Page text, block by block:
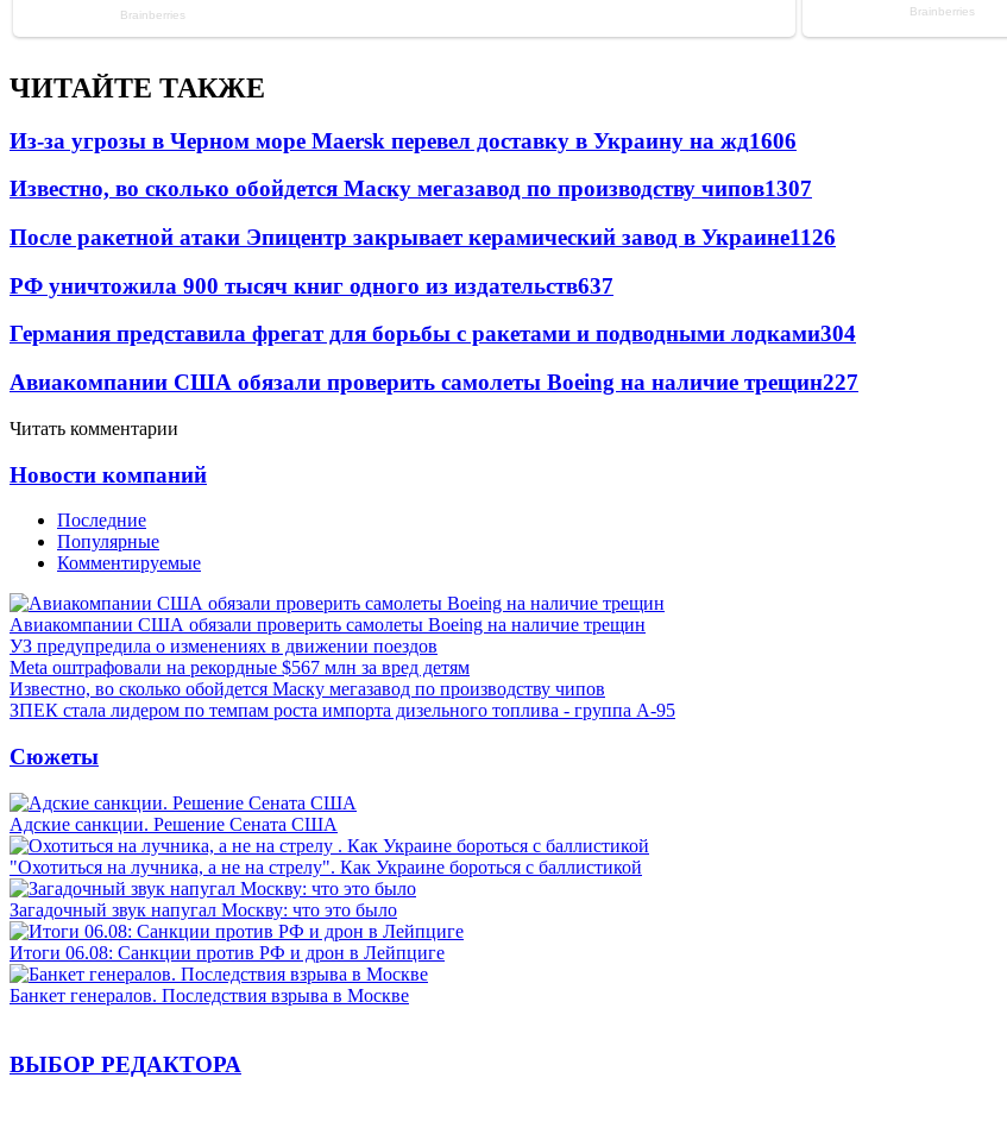
ЧИТАЙТЕ ТАКЖЕ
Из-за угрозы в Черном море Maersk перевел доставку в Украину на жд1606
Известно, во сколько обойдется Маску мегазавод по производству чипов1307
После ракетной атаки Эпицентр закрывает керамический завод в Украине1126
РФ уничтожила 900 тысяч книг одного из издательств637
Германия представила фрегат для борьбы с ракетами и подводными лодками304
Авиакомпании США обязали проверить самолеты Boeing на наличие трещин227
Читать комментарии
Новости компаний
Последние
Популярные
Комментируемые
Авиакомпании США обязали проверить самолеты Boeing на наличие трещин
УЗ предупредила о изменениях в движении поездов
Meta оштрафовали на рекордные $567 млн за вред детям
Известно, во сколько обойдется Маску мегазавод по производству чипов
ЗПЕК стала лидером по темпам роста импорта дизельного топлива - группа А-95
Сюжеты
Адские санкции. Решение Сената США
"Охотиться на лучника, а не на стрелу". Как Украине бороться с баллистикой
Загадочный звук напугал Москву: что это было
Итоги 06.08: Санкции против РФ и дрон в Лейпциге
Банкет генералов. Последствия взрыва в Москве
ВЫБОР РЕДАКТОРА